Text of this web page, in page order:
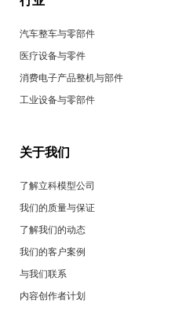
汽车整车与零部件
医疗设备与零件
消费电子产品整机与部件
工业设备与零部件
关于我们
了解立科模型公司
我们的质量与保证
了解我们的动态
我们的客户案例
与我们联系
内容创作者计划